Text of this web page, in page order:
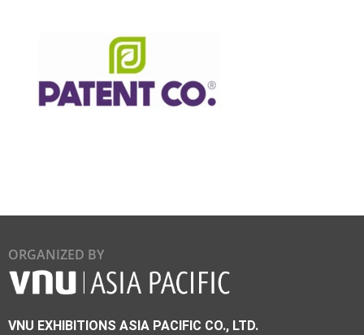
ORGANIZED BY
VNU EXHIBITIONS ASIA PACIFIC CO., LTD.